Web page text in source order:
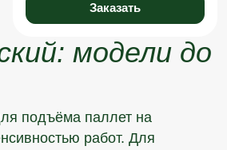
Заказать
модели до
подъёма паллет на
работ. Для